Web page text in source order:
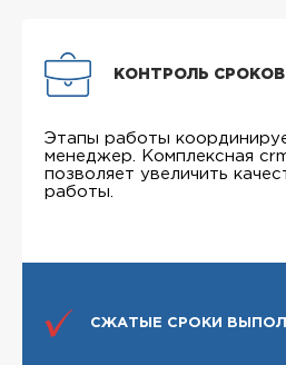
КОНТРОЛЬ
Этапы работы
менеджер. Комплексная
позволяет увеличить
работы.
СЖАТЫЕ СРОКИ